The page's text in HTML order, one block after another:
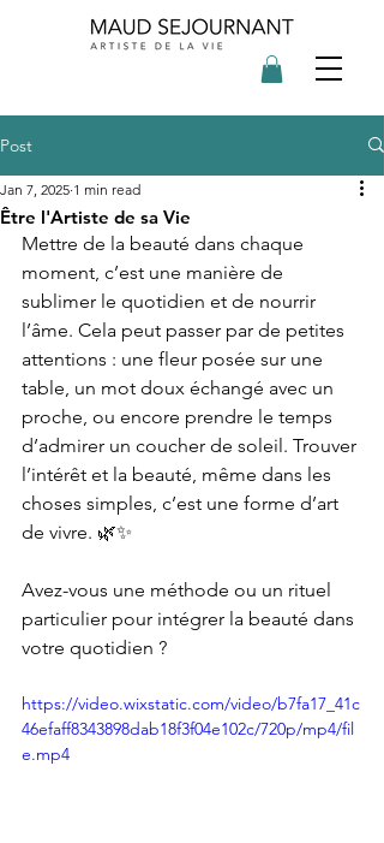
Post
Être l'Artiste de sa Vie
Jan 7, 2025 1 min read
Mettre de la beauté dans chaque
moment, c’est une manière de
sublimer le quotidien et de nourrir
l’âme. Cela peut passer par de petites
attentions : une fleur posée sur une
table, un mot doux échangé avec un
proche, ou encore prendre le temps
d’admirer un coucher de soleil. Trouver
l’intérêt et la beauté, même dans les
choses simples, c’est une forme d’art
de vivre. 🌿✨
Avez-vous une méthode ou un rituel
particulier pour intégrer la beauté dans
votre quotidien ?
https://video.wixstatic.com/video/b7fa17_41c
46efaff8343898dab18f3f04e102c/720p/mp4/fil
e.mp4